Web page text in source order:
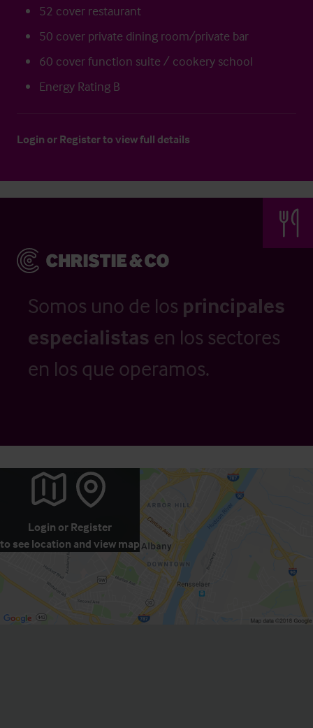
52 cover restaurant
50 cover private dining room/private bar
60 cover function suite / cookery school
Energy Rating B
Login or Registerto view full details
Somos uno de los principales
especialistas en los sectores
en los que operamos.
Login or Register
to see location and view map